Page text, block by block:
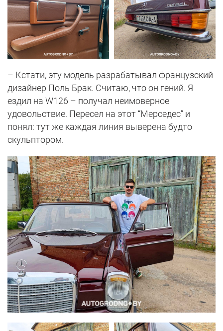
– Кстати, эту модель разрабатывал французский
дизайнер Поль Брак. Считаю, что он гений. Я
ездил на W126 – получал неимоверное
удовольствие. Пересел на этот “Мерседес” и
понял: тут же каждая линия выверена будто
скульптором.